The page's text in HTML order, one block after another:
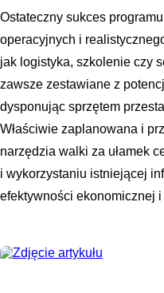
Ostateczny sukces
operacyjnych i
jak logistyka, szkolenie czy
zawsze zestawiane z
dysponując sprzętem
Właściwie zaplanowana i
narzędzia walki za ułamek
i wykorzystaniu istniejącej
efektywności ekonomicznej